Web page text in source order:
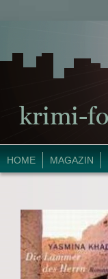
HOME MAGAZIN